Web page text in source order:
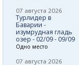
07 августа 2026
Турлидер в
Баварии -
изумрудная гладь
озер - 02/09 - 09/09
Одно место
07 августа 2026